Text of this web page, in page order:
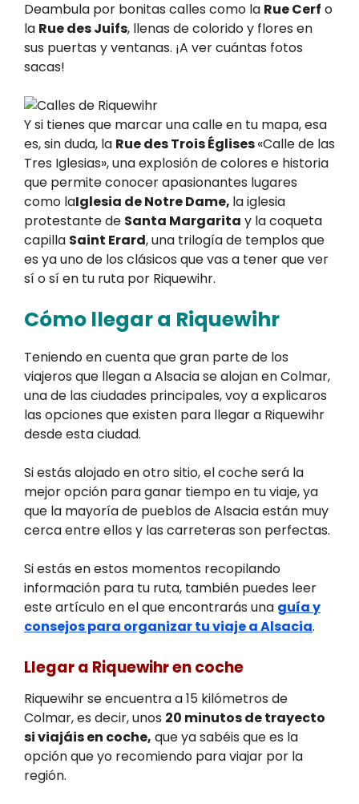
Deambula por bonitas calles como la Rue Cerf o
la Rue des Juifs, llenas de colorido y flores en
sus puertas y ventanas. ¡A ver cuántas fotos
sacas!
Y si tienes que marcar una calle en tu mapa, esa
es, sin duda, la Rue des Trois Églises«Calle de las
Tres Iglesias», una explosión de colores e historia
que permite conocer apasionantes lugares
como laIglesia de Notre Dame, la iglesia
protestante de Santa Margarita y la coqueta
capilla Saint Erard, una trilogía de templos que
es ya uno de los clásicos que vas a tener que ver
sí o sí en tu ruta por Riquewihr.
Cómo llegar a Riquewihr
Teniendo en cuenta que gran parte de los
viajeros que llegan a Alsacia se alojan en Colmar,
una de las ciudades principales, voy a explicaros
las opciones que existen para llegar a Riquewihr
desde esta ciudad.
Si estás alojado en otro sitio, el coche será la
mejor opción para ganar tiempo en tu viaje, ya
que la mayoría de pueblos de Alsacia están muy
cerca entre ellos y las carreteras son perfectas.
Si estás en estos momentos recopilando
información para tu ruta, también puedes leer
este artículo en el que encontrarás una guía y
consejos para organizar tu viaje a Alsacia.
Llegar a Riquewihr en coche
Riquewihr se encuentra a 15 kilómetros de
Colmar, es decir, unos 20 minutos de trayecto
si viajáis en coche, que ya sabéis que es la
opción que yo recomiendo para viajar por la
región.